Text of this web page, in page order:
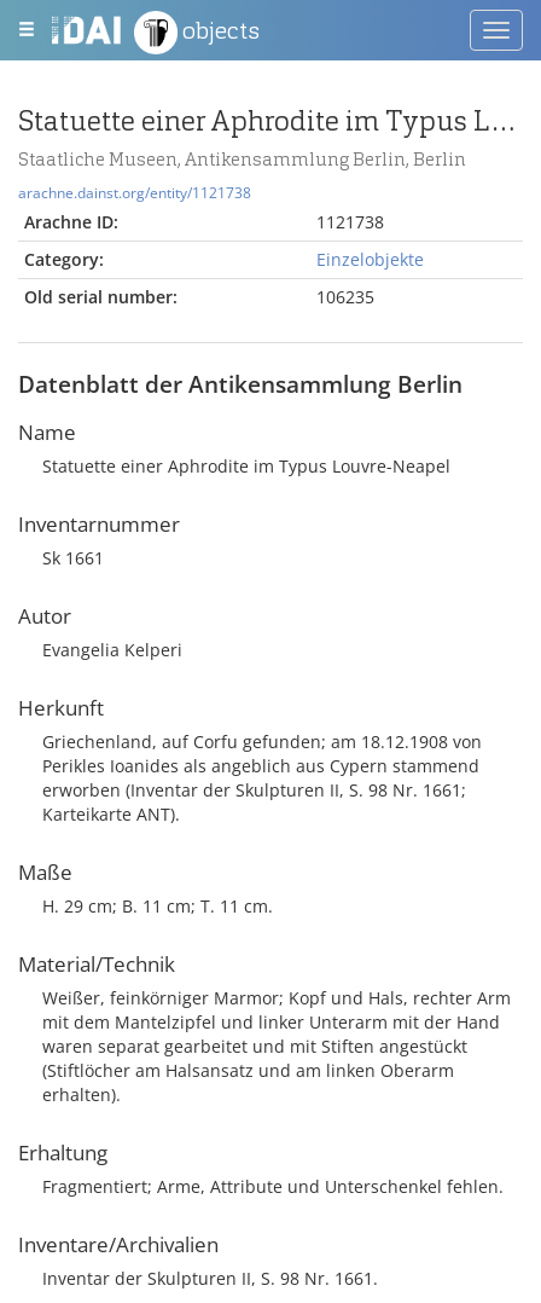
objects
Statuette einer Aphrodite im Typus Louvre-Neapel
Staatliche Museen, Antikensammlung Berlin, Berlin
arachne.dainst.org/entity/1121738
Arachne ID:
1121738
Category:
Einzelobjekte
Old serial number:
106235
Datenblatt der Antikensammlung Berlin
Name
Statuette einer Aphrodite im Typus Louvre-Neapel
Inventarnummer
Sk 1661
Autor
Evangelia Kelperi
Herkunft
Griechenland, auf Corfu gefunden; am 18.12.1908 von
Perikles Ioanides als angeblich aus Cypern stammend
erworben (Inventar der Skulpturen II, S. 98 Nr. 1661;
Karteikarte ANT).
Maße
H. 29 cm; B. 11 cm; T. 11 cm.
Material/Technik
Weißer, feinkörniger Marmor; Kopf und Hals, rechter Arm
mit dem Mantelzipfel und linker Unterarm mit der Hand
waren separat gearbeitet und mit Stiften angestückt
(Stiftlöcher am Halsansatz und am linken Oberarm
erhalten).
Erhaltung
Fragmentiert; Arme, Attribute und Unterschenkel fehlen.
Inventare/Archivalien
Inventar der Skulpturen II, S. 98 Nr. 1661.